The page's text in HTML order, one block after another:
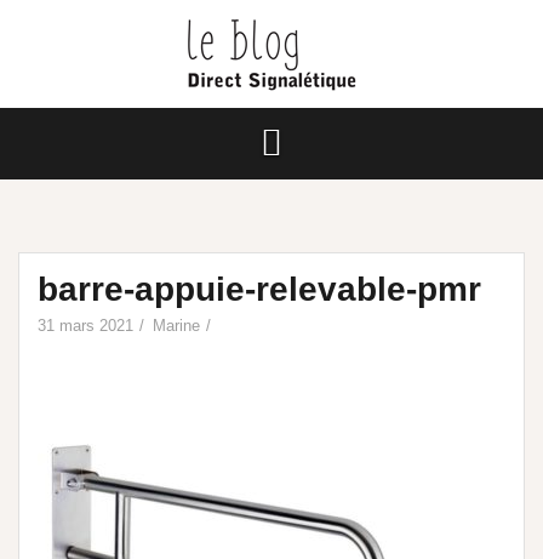
barre-appuie-relevable-pmr
31 mars 2021 Marine